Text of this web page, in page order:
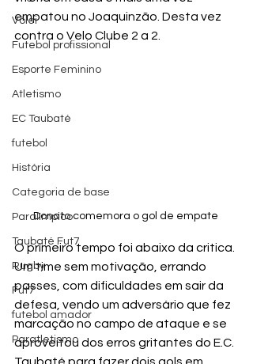
Vôlei
Futebol profissional
Esporte Feminino
Atletismo
EC Taubaté
futebol
História
Categoria de base
Paralímpico
Taubaté Fut7
Rugby
Fut7
futebol amador
Paratletismo
empatou no Joaquinzão. Desta vez
contra o Velo Clube 2 a 2.
Donato comemora o gol de empate
O primeiro tempo foi abaixo da critica.
Um time sem motivação, errando
passes, com dificuldades em sair da
defesa, vendo um adversário que fez
marcação no campo de ataque e se
aproveitou dos erros gritantes do E.C.